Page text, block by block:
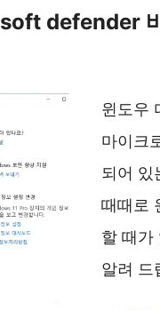
defender
윈도우
마이크
되어 있
때때로
할 때가
알려 드